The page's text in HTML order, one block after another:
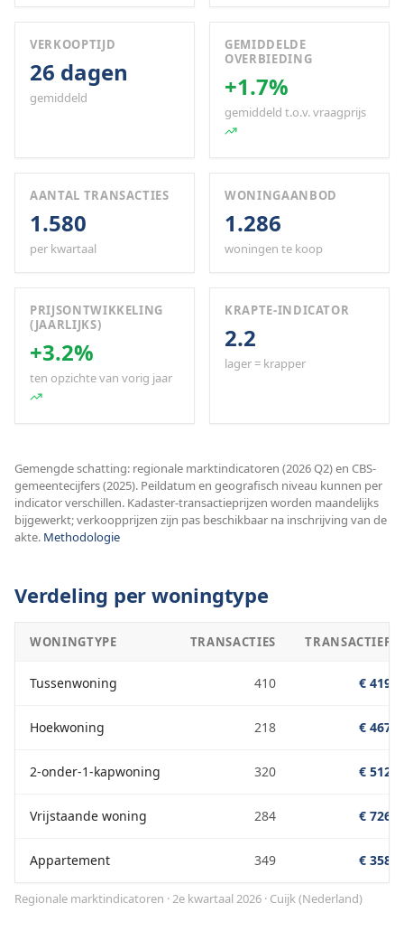
VERKOOPTIJD
26 dagen
gemiddeld
GEMIDDELDE
OVERBIEDING
+1.7%
gemiddeld t.o.v. vraagprijs
AANTAL TRANSACTIES
1.580
per kwartaal
WONINGAANBOD
1.286
woningen te koop
PRIJSONTWIKKELING
(JAARLIJKS)
+3.2%
ten opzichte van vorig jaar
KRAPTE-INDICATOR
2.2
lager = krapper
Gemengde schatting: regionale marktindicatoren (2026 Q2) en CBS-
gemeentecijfers (2025). Peildatum en geografisch niveau kunnen per
indicator verschillen. Kadaster-transactieprijzen worden maandelijks
bijgewerkt; verkoopprijzen zijn pas beschikbaar na inschrijving van de
akte. Methodologie
Verdeling per woningtype
WONINGTYPE TRANSACTIES
Tussenwoning 410 €
Hoekwoning 218 €
2-onder-1-kapwoning 320 €
Vrijstaande woning 284 €
Appartement 349 €
Regionale marktindicatoren · 2e kwartaal 2026 · Cuijk(Nederland)